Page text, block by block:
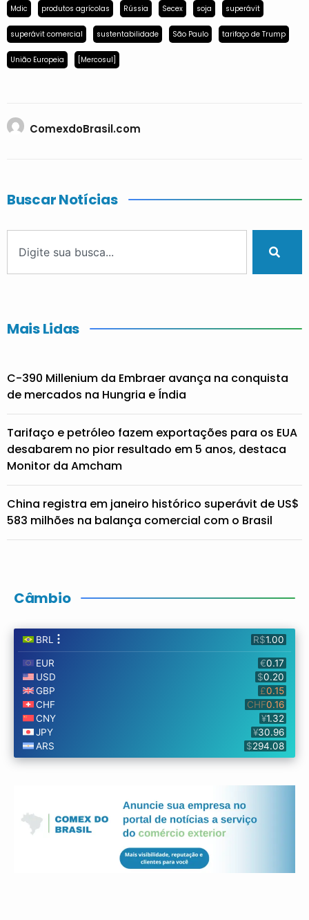
Mdic produtos agrícolas Rússia Secex soja superávit
superávit comercial sustentabilidade São Paulo tarifaço de Trump
União Europeia [Mercosul]
ComexdoBrasil.com
Buscar Notícias
Mais Lidas
C-390 Millenium da Embraer avança na conquista
de mercados na Hungria e Índia
Tarifaço e petróleo fazem exportações para os EUA
desabarem no pior resultado em 5 anos, destaca
Monitor da Amcham
China registra em janeiro histórico superávit de US$
583 milhões na balança comercial com o Brasil
Câmbio